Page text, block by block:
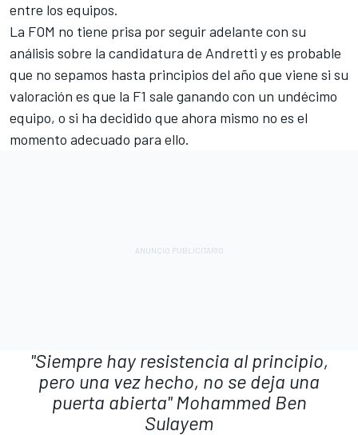
entre los equipos.
La FOM no tiene prisa por seguir adelante con su
análisis sobre la candidatura de Andretti y es probable
que no sepamos hasta principios del año que viene si su
valoración es que la F1 sale ganando con un undécimo
equipo, o si ha decidido que ahora mismo no es el
momento adecuado para ello.
"Siempre hay resistencia al principio,
pero una vez hecho, no se deja una
puerta abierta" Mohammed Ben
Sulayem